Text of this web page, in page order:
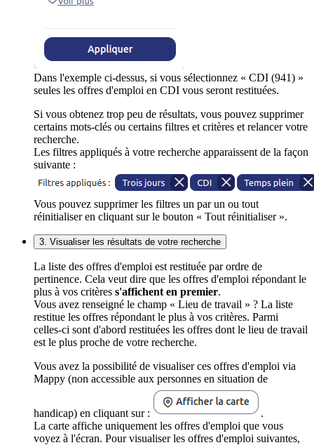
Dans l'exemple ci-dessus, si vous sélectionnez « CDI (941) »
seules les offres d'emploi en CDI vous seront restituées.
Si vous obtenez trop peu de résultats, vous pouvez supprimer
certains mots-clés ou certains filtres et critères et relancer votre
recherche.
Les filtres appliqués à votre recherche apparaissent de la façon
suivante :
Vous pouvez supprimer les filtres un par un ou tout
réinitialiser en cliquant sur le bouton « Tout réinitialiser ».
3. Visualiser les résultats de votre recherche
La liste des offres d'emploi est restituée par ordre de
pertinence. Cela veut dire que les offres d'emploi répondant le
plus à vos critères s'affichent en premier.
Vous avez renseigné le champ « Lieu de travail » ? La liste
restitue les offres répondant le plus à vos critères. Parmi
celles-ci sont d'abord restituées les offres dont le lieu de travail
est le plus proche de votre recherche.
Vous avez la possibilité de visualiser ces offres d'emploi via
Mappy (non accessible aux personnes en situation de
handicap) en cliquant sur :
.
La carte affiche uniquement les offres d'emploi que vous
voyez à l'écran. Pour visualiser les offres d'emploi suivantes,